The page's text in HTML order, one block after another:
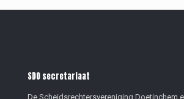
SDO secretariaat
De Scheidsrechtersvereniging Doetinchem